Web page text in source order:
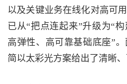
以及关键业务在线化对高可
已从“把点连起来”升级为“
高弹性、高可靠基础底座”
简以太彩光方案给出了清晰、